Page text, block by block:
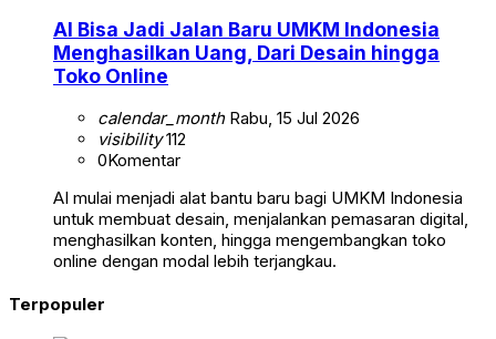
AI Bisa Jadi Jalan Baru UMKM Indonesia
Menghasilkan Uang, Dari Desain hingga
Toko Online
calendar_monthRabu, 15 Jul 2026
visibility112
0Komentar
AI mulai menjadi alat bantu baru bagi UMKM Indonesia
untuk membuat desain, menjalankan pemasaran digital,
menghasilkan konten, hingga mengembangkan toko
online dengan modal lebih terjangkau.
Terpopuler